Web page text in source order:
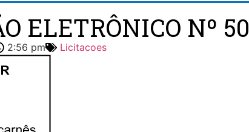
ELETRÔNICO Nº
2:56 pm Licitacoes